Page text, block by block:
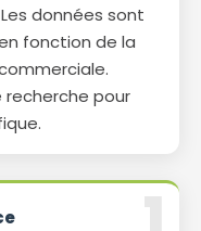
données sont
fonction de la
recherche pour